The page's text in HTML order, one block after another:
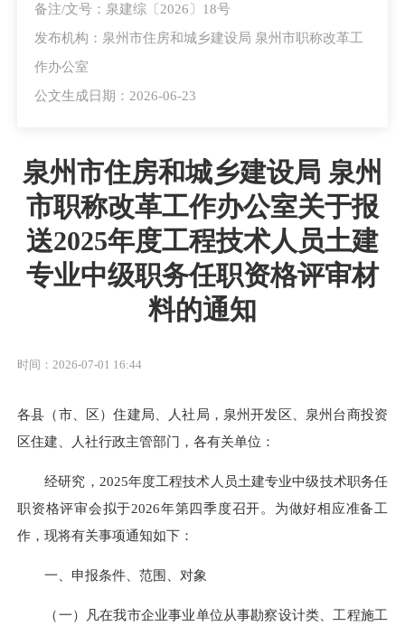
备注/文号：泉建综〔2026〕18号
发布机构：泉州市住房和城乡建设局 泉州市职称改革工
作办公室
公文生成日期：2026-06-23
泉州市住房和城乡建设局 泉州
市职称改革工作办公室关于报
送2025年度工程技术人员土建
专业中级职务任职资格评审材
料的通知
时间：2026-07-01 16:44
各县（市、区）住建局、人社局，泉州开发区、泉州台商投资
区住建、人社行政主管部门，各有关单位：
经研究，2025年度工程技术人员土建专业中级技术职务任
职资格评审会拟于2026年第四季度召开。为做好相应准备工
作，现将有关事项通知如下：
一、申报条件、范围、对象
（一）凡在我市企业事业单位从事勘察设计类、工程施工